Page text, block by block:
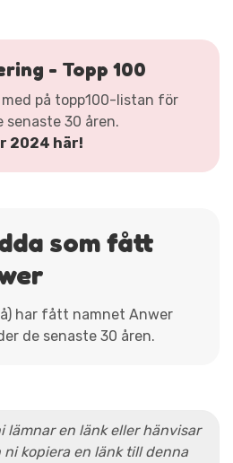
- Topp 100
på topp100-listan för
senaste 30 åren.
2024 här!
som fått
har fått namnet Anwer
de senaste 30 åren.
lämnar en länk eller hänvisar
ni kopiera en länk till denna